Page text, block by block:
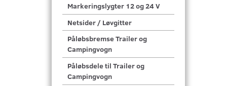
Markeringslygter 12 og 24 V
Netsider / Løvgitter
Påløbsbremse Trailer og
Campingvogn
Påløbsdele til Trailer og
Campingvogn